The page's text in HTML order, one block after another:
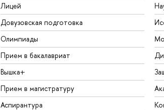
Лицей
Довузовская подготовка
Олимпиады
Прием в бакалавриат
Вышка+
Прием в магистратуру
Аспирантура